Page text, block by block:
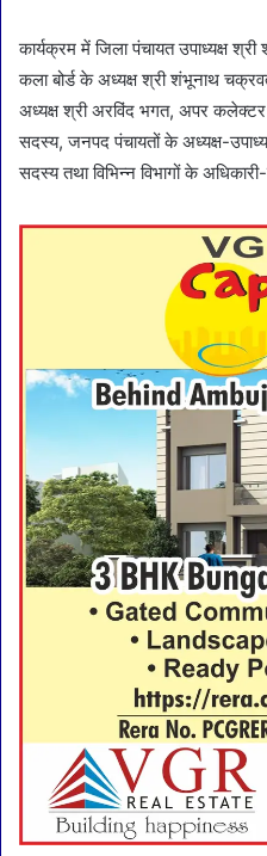
कार्यक्रम में जिला पंचायत उपाध्यक्ष श्री
कला बोर्ड के अध्यक्ष श्री शंभूनाथ
अध्यक्ष श्री अरविंद भगत, अपर कलेक्टर
सदस्य, जनपद पंचायतों के अध्यक्ष-
सदस्य तथा विभिन्न विभागों के